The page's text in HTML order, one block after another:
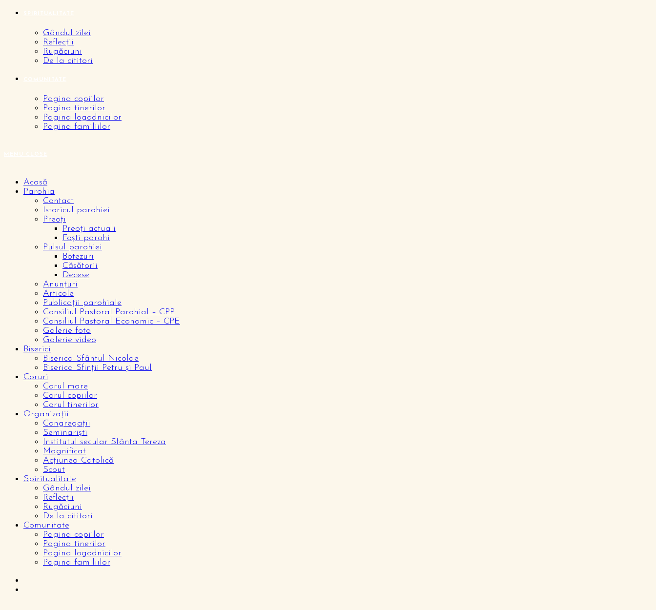
Gândul zilei
Reflecții
Rugăciuni
De la cititori
Pagina copiilor
Pagina tinerilor
Pagina logodnicilor
Pagina familiilor
Acasă
Parohia
Contact
Istoricul parohiei
Preoți
Preoți actuali
Foști parohi
Pulsul parohiei
Botezuri
Căsătorii
Decese
Anunțuri
Articole
Publicații parohiale
Consiliul Pastoral Parohial – CPP
Consiliul Pastoral Economic – CPE
Galerie foto
Galerie video
Biserici
Biserica Sfântul Nicolae
Biserica Sfinții Petru și Paul
Coruri
Corul mare
Corul copiilor
Corul tinerilor
Organizații
Congregații
Seminariști
Institutul secular Sfânta Tereza
Magnificat
Acțiunea Catolică
Scout
Spiritualitate
Gândul zilei
Reflecții
Rugăciuni
De la cititori
Comunitate
Pagina copiilor
Pagina tinerilor
Pagina logodnicilor
Pagina familiilor